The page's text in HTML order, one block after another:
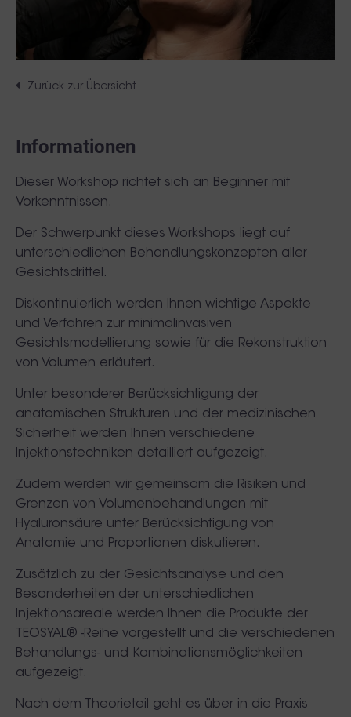
Zurück zur Übersicht
Informationen
Dieser Workshop richtet sich an Beginner mit
Vorkenntnissen.
Der Schwerpunkt dieses Workshops liegt auf
unterschiedlichen Behandlungskonzepten aller
Gesichtsdrittel.
Diskontinuierlich werden Ihnen wichtige Aspekte
und Verfahren zur minimalinvasiven
Gesichtsmodellierung sowie für die Rekonstruktion
von Volumen erläutert.
Unter besonderer Berücksichtigung der
anatomischen Strukturen und der medizinischen
Sicherheit werden Ihnen verschiedene
Injektionstechniken detailliert aufgezeigt.
Zudem werden wir gemeinsam die Risiken und
Grenzen von Volumenbehandlungen mit
Hyaluronsäure unter Berücksichtigung von
Anatomie und Proportionen diskutieren.
Zusätzlich zu der Gesichtsanalyse und den
Besonderheiten der unterschiedlichen
Injektionsareale werden Ihnen die Produkte der
TEOSYAL® -Reihe vorgestellt und die verschiedenen
Behandlungs- und Kombinationsmöglichkeiten
aufgezeigt.
Nach dem Theorieteil geht es über in die Praxis